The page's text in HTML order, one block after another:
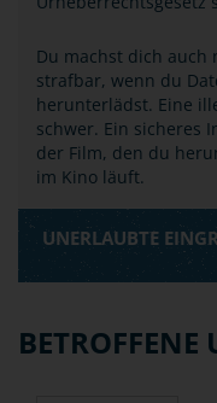
Du machst dich auch
strafbar, wenn du
herunterlädst. Eine
schwer. Ein sicheres
der Film, den du
im Kino läuft.
UNERLAUBTE
BETROFFENE